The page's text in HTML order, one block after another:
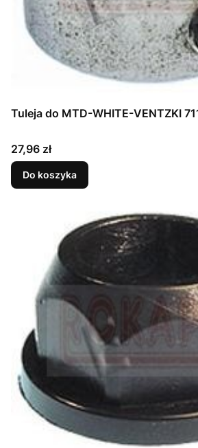
Tuleja do MTD-WHITE-VENTZKI
Cena
27,96 zł
Do koszyka